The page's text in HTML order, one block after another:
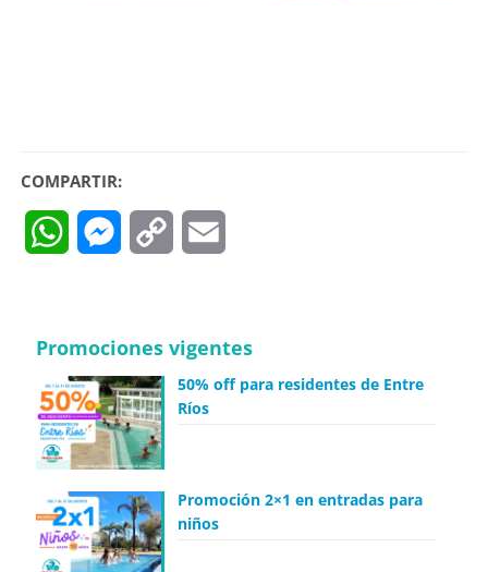
COMPARTIR:
WhatsAppMessenger
Copy
Promociones vigentes
50% off para residentes de Entre
Ríos
Promoción 2×1 en entradas para
niños